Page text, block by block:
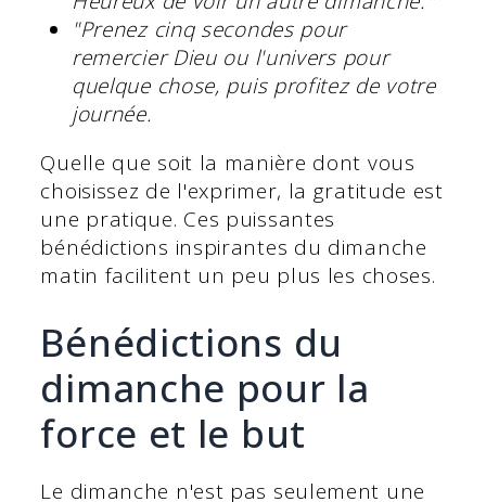
"Prenez cinq secondes pour
remercier Dieu ou l'univers pour
quelque chose, puis profitez de votre
journée.
Quelle que soit la manière dont vous
choisissez de l'exprimer, la gratitude est
une pratique. Ces puissantes
bénédictions inspirantes du dimanche
matin facilitent un peu plus les choses.
Bénédictions du
dimanche pour la
force et le but
Le dimanche n'est pas seulement une